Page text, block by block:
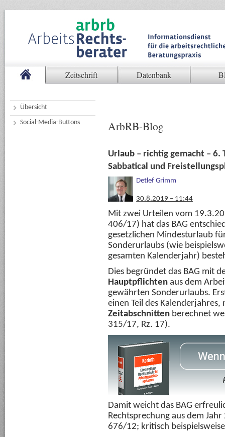
Zeitschrift Datenbank
Übersicht
Social-Media-Buttons
ArbRB-Blog
Urlaub – richtig gemacht – 6.
Sabbatical und
Detlef Grimm
30.8.2019 – 11:44
Mit zwei Urteilen vom
406/17) hat das BAG
gesetzlichen Mindesturlaub
Sonderurlaubs (wie
gesamten Kalenderjahr)
Dies begründet das BAG mit
Hauptpflichten aus dem
gewährten Sonderurlaubs.
einen Teil des
Zeitabschnitten berechnet
315/17, Rz. 17).
Damit weicht das BAG
Rechtsprechung aus dem
676/12; kritisch